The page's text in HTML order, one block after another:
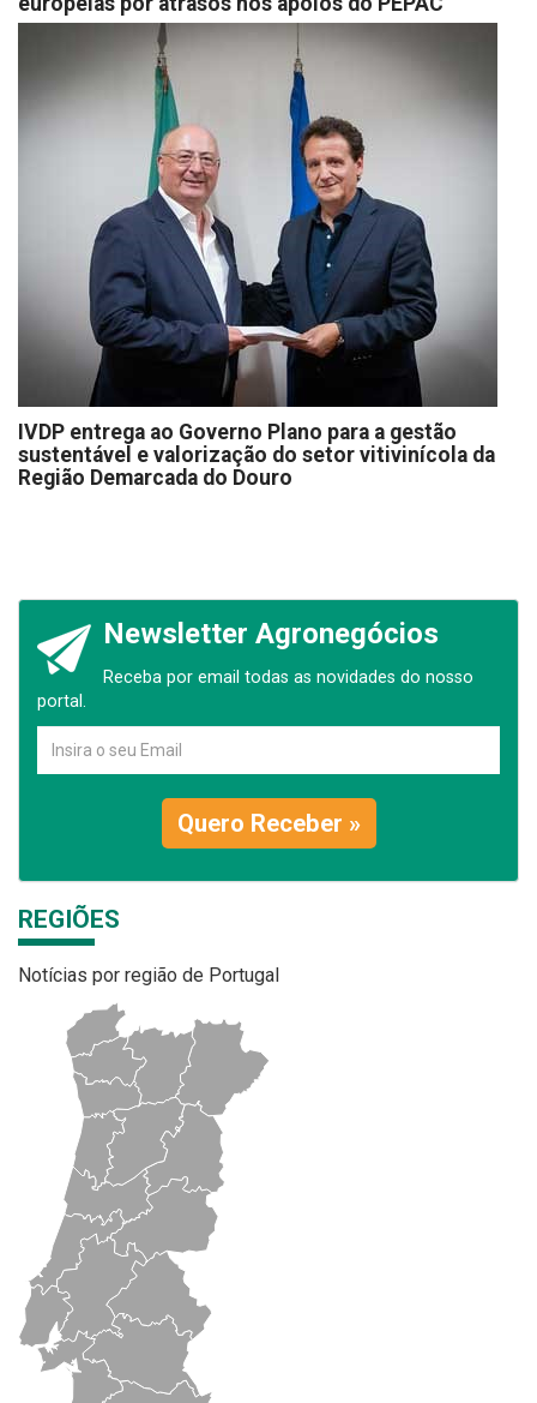
IVDP entrega ao Governo Plano para a gestão
sustentável e valorização do setor vitivinícola da
Região Demarcada do Douro
Newsletter Agronegócios
Receba por email todas as novidades do nosso
portal.
Quero Receber »
REGIÕES
Notícias por região de Portugal